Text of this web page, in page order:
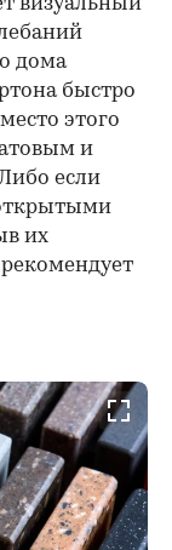
визуальный
дома
быстро
этого
и
если
открытыми
их